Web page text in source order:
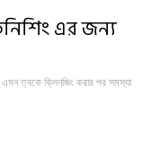
এর জন্য
ত্বকে ক্লিনজিং করার পর সমস্যা